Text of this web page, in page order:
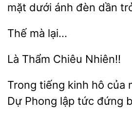
mặt dưới ánh đèn dần
Chiêu
Trong tiếng
hô của
Phong lập tức đứng